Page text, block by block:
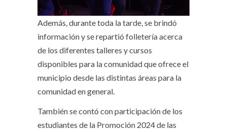
Además, durante toda la tarde, se brindó
información y se repartió folletería acerca
de los diferentes talleres y cursos
disponibles para la comunidad que ofrece el
municipio desde las distintas áreas para la
comunidad en general.
También se contó con participación de los
estudiantes de la Promoción 2024 de las